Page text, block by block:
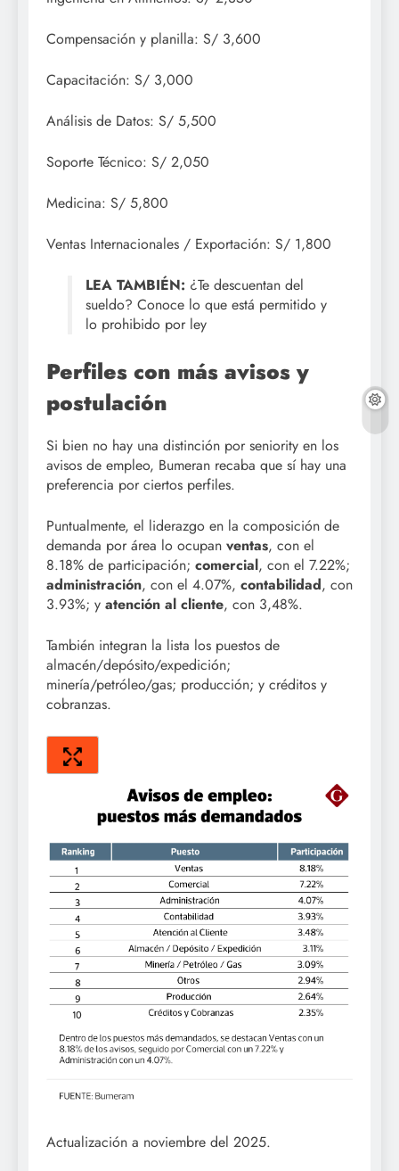
Compensación y planilla: S/ 3,600
Capacitación: S/ 3,000
Análisis de Datos: S/ 5,500
Soporte Técnico: S/ 2,050
Medicina: S/ 5,800
Ventas Internacionales / Exportación: S/ 1,800
LEA TAMBIÉN: ¿Te descuentan del
sueldo? Conoce lo que está permitido y
lo prohibido por ley
Perfiles con más avisos y
postulación
Si bien no hay una distinción por seniority en los
avisos de empleo, Bumeran recaba que sí hay una
preferencia por ciertos perfiles.
Puntualmente, el liderazgo en la composición de
demanda por área lo ocupan ventas, con el
8.18% de participación; comercial, con el 7.22%;
administración, con el 4.07%, contabilidad, con
3.93%; y atención al cliente, con 3,48%.
También integran la lista los puestos de
almacén/depósito/expedición;
minería/petróleo/gas; producción; y créditos y
cobranzas.
Actualización a noviembre del 2025.